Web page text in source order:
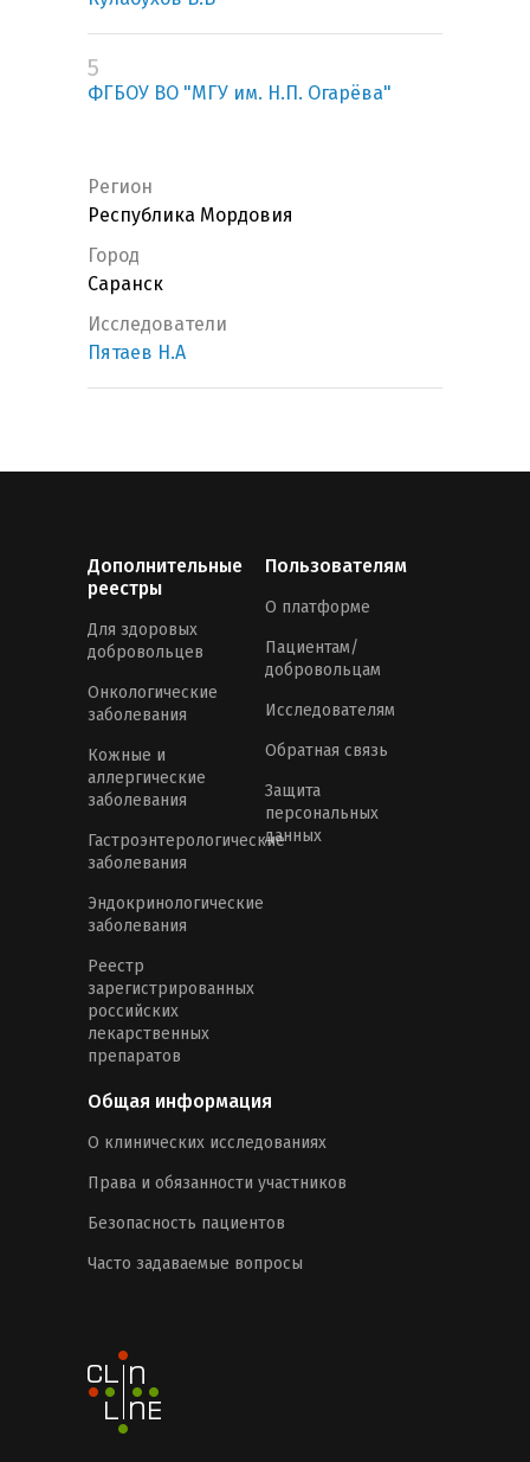
5
ФГБОУ ВО "МГУ им. Н.П. Огарёва"
Регион
Республика Мордовия
Город
Саранск
Исследователи
Пятаев Н.А
Дополнительные
реестры
Для здоровых
добровольцев
Онкологические
заболевания
Кожные и
аллергические
заболевания
Гастроэнтерологические
заболевания
Эндокринологические
заболевания
Реестр
зарегистрированных
российских
лекарственных
препаратов
Пользователям
О платформе
Пациентам/
добровольцам
Исследователям
Обратная связь
Защита
персональных
данных
Общая информация
О клинических исследованиях
Права и обязанности участников
Безопасность пациентов
Часто задаваемые вопросы